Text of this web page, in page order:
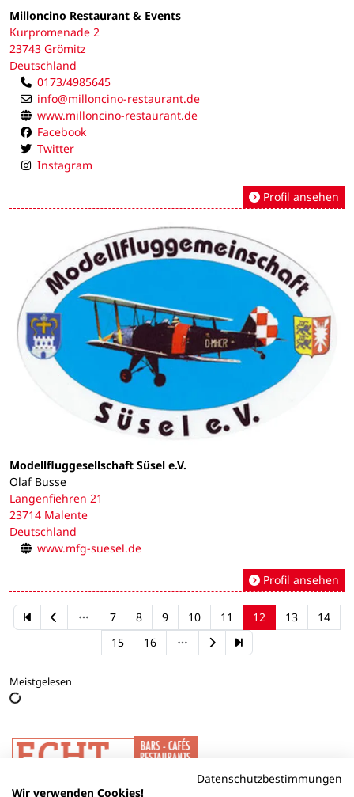
Milloncino Restaurant & Events
Kurpromenade 2
23743 Grömitz
Deutschland
0173/4985645
info@milloncino-restaurant.de
www.milloncino-restaurant.de
Facebook
Twitter
Instagram
Profil ansehen
Modellfluggesellschaft Süsel e.V.
Olaf Busse
Langenfiehren 21
23714 Malente
Deutschland
www.mfg-suesel.de
Profil ansehen
7 8 9 10 11 12 13
14
15
16
Meistgelesen
Datenschutzbestimmungen
Wir verwenden Cookies!